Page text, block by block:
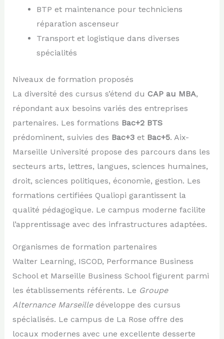
BTP et maintenance pour techniciens
réparation ascenseur
Transport et logistique dans diverses
spécialités
Niveaux de formation proposés
La diversité des cursus s’étend du CAP au MBA,
répondant aux besoins variés des entreprises
partenaires. Les formations Bac+2 BTS
prédominent, suivies des Bac+3et Bac+5. Aix-
Marseille Université propose des parcours dans les
secteurs arts, lettres, langues, sciences humaines,
droit, sciences politiques, économie, gestion. Les
formations certifiées Qualiopi garantissent la
qualité pédagogique. Le campus moderne facilite
l’apprentissage avec des infrastructures adaptées.
Organismes de formation partenaires
Walter Learning, ISCOD, Performance Business
School et Marseille Business School figurent parmi
les établissements référents. Le Groupe
Alternance Marseilledéveloppe des cursus
spécialisés. Le campus de La Rose offre des
locaux modernes avec une excellente desserte